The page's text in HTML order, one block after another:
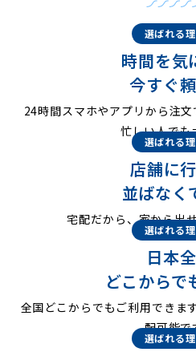
選ばれる
時間を気
今すぐ
24時間スマホやアプリから注
忙しい人でも
選ばれる
店舗に
並ばなく
宅配だから、家から出
選ばれる
日本
どこからで
全国どこからでもご利用できま
配可能で
選ばれる